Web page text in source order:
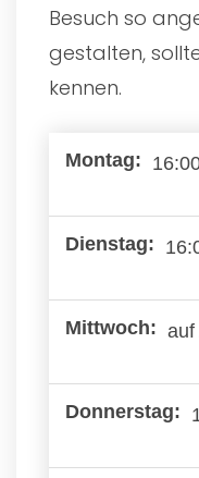
Besuch so
gestalten,
kennen.
auf